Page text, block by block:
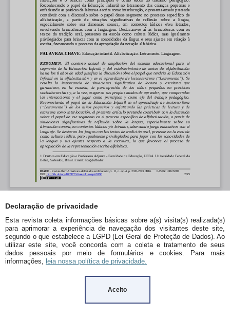
Declaração de privacidade
Esta revista coleta informações básicas sobre a(s) visita(s) realizada(s)
para aprimorar a experiência de navegação dos visitantes deste site,
segundo o que estabelece a LGPD (Lei Geral de Proteção de Dados). Ao
utilizar este site, você concorda com a coleta e tratamento de seus
dados pessoais por meio de formulários e cookies. Para mais
informações, leia nossa política de privacidade.
Aceito